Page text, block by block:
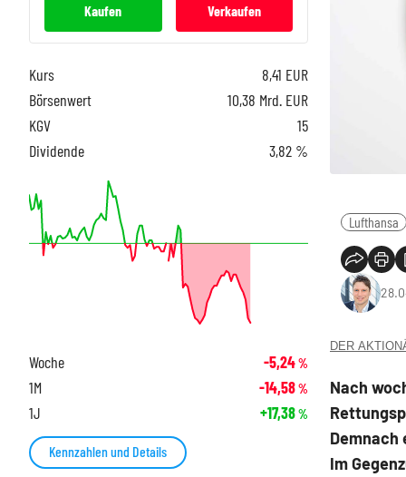
Lufthansa
DER
Nach
Im
Kaufen Verkaufen
Kurs 8,41 EUR
Börsenwert
10,38 Mrd. EUR
KGV
15
Dividende
3,82 %
Woche -5,24%
1M -14,58%
1J +17,38%
Kennzahlen und Details